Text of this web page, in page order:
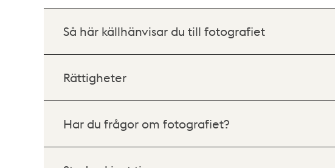
Så här källhänvisar du till fotografiet
Rättigheter
Har du frågor om fotografiet?